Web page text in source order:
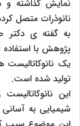
نمایش گذاشته
نانوذرات متصل
به گفته ی دکتر
پژوهش با استفاده
یک
تولید شده است.
این
شیمیایی به